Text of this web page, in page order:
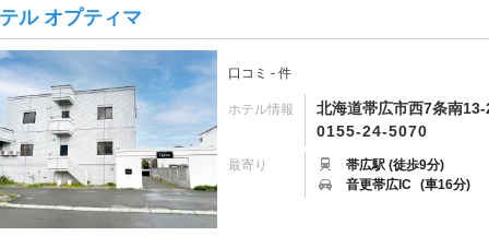
ル オプティマ
口コミ - 件
ホテル情報
北海道帯広市西7条南
0155-24-5070
最寄り
帯広駅 (徒歩9分)
音更帯広IC (車16分)